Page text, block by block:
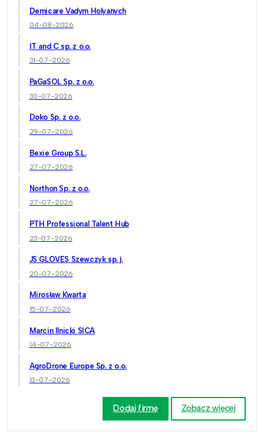
Demicare Vadym Holyanych
04-08-2026
IT and C sp. z o.o.
31-07-2026
PaGaSOL Sp. z o.o.
30-07-2026
Doko Sp. z o.o.
29-07-2026
Bexie Group S.L.
27-07-2026
Northon Sp. z o.o.
27-07-2026
PTH Professional Talent Hub
23-07-2026
JS GLOVES Szewczyk sp. j.
20-07-2026
Mirosław Kwarta
15-07-2026
Marcin Ilnicki SICA
14-07-2026
AgroDrone Europe Sp. z o.o.
13-07-2026
Dodaj firmę Zobacz więcej